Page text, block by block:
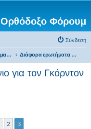
Ορθόδοξο Φόρουμ
Σύνδεση
Πνευματικά Ερωτήματα προς τον π. Αντώνιο Διάφορα ερωτήματα στον π. Αντώνιο.
για τον Γκόρντον
2 3